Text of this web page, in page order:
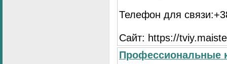
Телефон для
Сайт: https://
Профессиональные